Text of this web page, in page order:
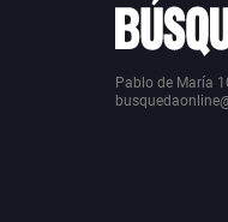
Pablo de María